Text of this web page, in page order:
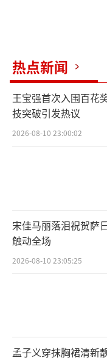
依旧保持着极高
测来观察身体变
小热量的健康饮
顿饭先吃蔬菜，
饭时要干湿分离
然而，普通
管理和身材管理
持均衡饮食，主
蔬菜，每顿八分
热点新闻
王宝强首次入围百花
技突破引发热议
2026-08-10 23:00:02
宋佳马丽落泪祝贺萨
触动全场
2026-08-10 23:05:25
孟子义穿抹胸裙清新